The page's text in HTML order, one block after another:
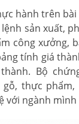
hành trên
sản xuất,
công xưởng,
tính giá
Bộ
gỗ, thực
với ngành mình